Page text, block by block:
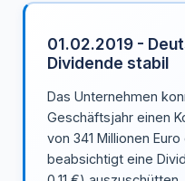
01.02.2019 -
Dividende stabil
Das Unternehmen
Geschäftsjahr einen
von 341 Millionen
beabsichtigt eine